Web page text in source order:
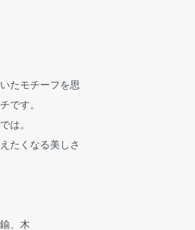
たモチーフを思
です。
は。
たくなる美しさ
、木